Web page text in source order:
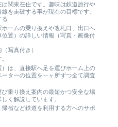
関東在住です。趣味は鉄道旅行や
を走破する事が現在の目標です。
る
ホームの乗り換えや改札口、出口へ
置）の詳しい情報（写真・画像付
写真付き）
は、直接駅へ足を運びホーム上の
ターの位置を一ヶ所ずつ全て調査
乗り換え案内の最短かつ安全な場
く解説しています。
省など鉄道を利用する方へのサポ